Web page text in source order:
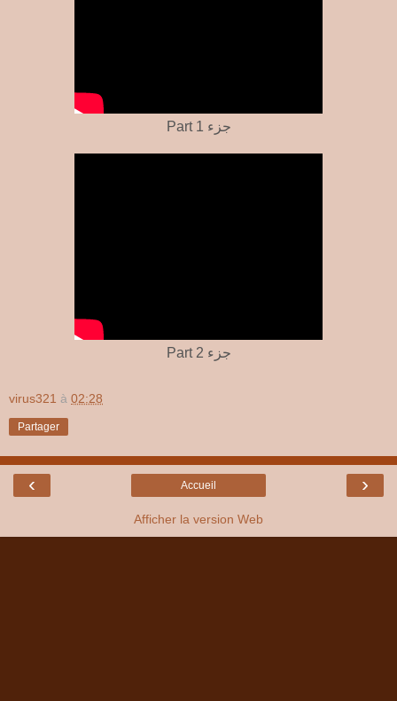
Part 1 جزء
Part 2 جزء
virus321 à 02:28
Partager
‹ ›
Accueil
Afficher la version Web